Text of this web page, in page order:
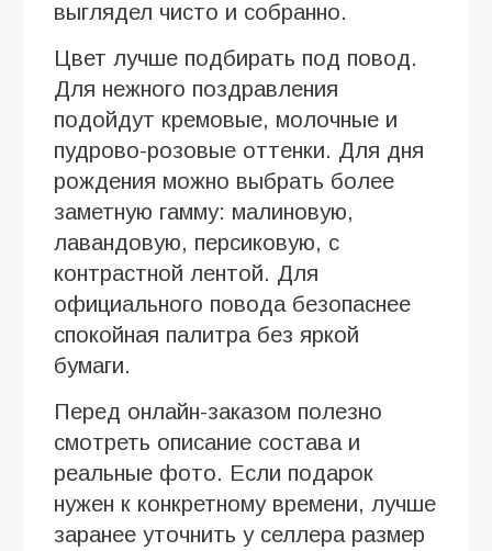
выглядел чисто и собранно.
Цвет лучше подбирать под повод.
Для нежного поздравления
подойдут кремовые, молочные и
пудрово-розовые оттенки. Для дня
рождения можно выбрать более
заметную гамму: малиновую,
лавандовую, персиковую, с
контрастной лентой. Для
официального повода безопаснее
спокойная палитра без яркой
бумаги.
Перед онлайн-заказом полезно
смотреть описание состава и
реальные фото. Если подарок
нужен к конкретному времени, лучше
заранее уточнить у селлера размер